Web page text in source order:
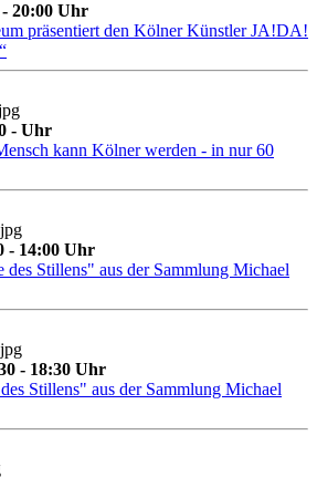
20:00 Uhr
präsentiert den Kölner Künstler JA!DA!
- Uhr
kann Kölner werden - in nur 60
- 14:00 Uhr
Stillens" aus der Sammlung Michael
- 18:30 Uhr
Stillens" aus der Sammlung Michael